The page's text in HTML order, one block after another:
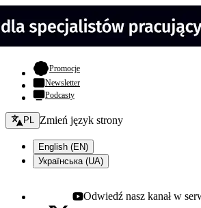
Promocje- otwiera się w nowej karcie
Newsletter
Podcasty
Zmień język - bieżący:
PL Zmień język strony
English (EN)
Українська (UA)
Youtube - otwiera się w nowej karcie
Odwiedź nasz kanał w